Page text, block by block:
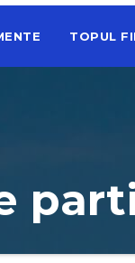
TOPUL